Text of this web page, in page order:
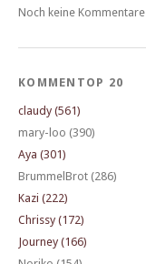
Noch keine Kommentare
KOMMENTOP 20
claudy (561)
mary-loo (390)
Aya (301)
BrummelBrot (286)
Kazi (222)
Chrissy (172)
Journey (166)